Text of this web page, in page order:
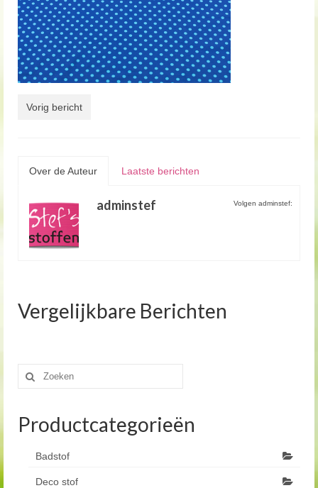
Vorig bericht
Over de Auteur Laatste berichten
Volgen adminstef:
adminstef
Vergelijkbare Berichten
Zoeken
naar:
Productcategorieën
Badstof
Deco stof